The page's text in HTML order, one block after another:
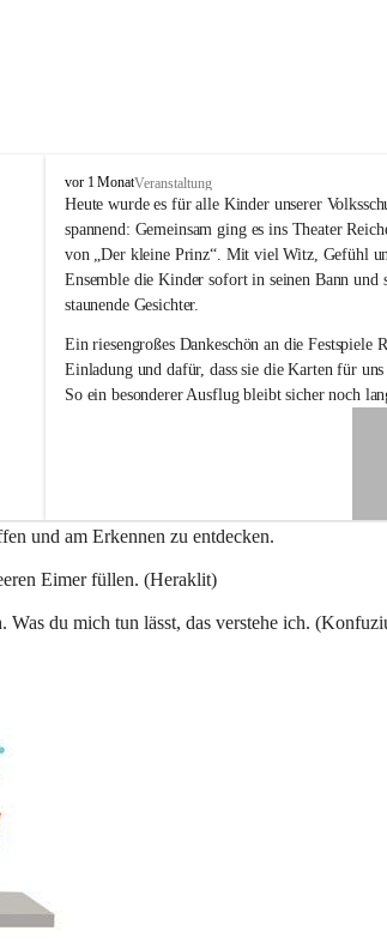
V
o
l
k
s
s
c
h
u
l
e
e
n
a
u
vor 1 MonatVeranstaltung
Heute wurde es für alle Kinder unserer
spannend: Gemeinsam ging es ins Theater
von „Der kleine Prinz“. Mit viel Witz, Gefühl
Ensemble die Kinder sofort in seinen Bann und
staunende Gesichter.
Ein riesengroßes Dankeschön an die Festspiele
Einladung und dafür, dass sie die Karten für
So ein besonderer Ausflug bleibt sicher noch
und am Erkennen zu entdecken.
Eimer füllen. (Heraklit)
Was du mich tun lässt, das verstehe ich.